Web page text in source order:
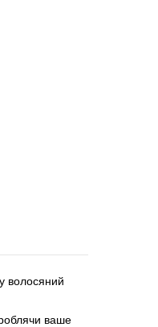
волосяний
ваше